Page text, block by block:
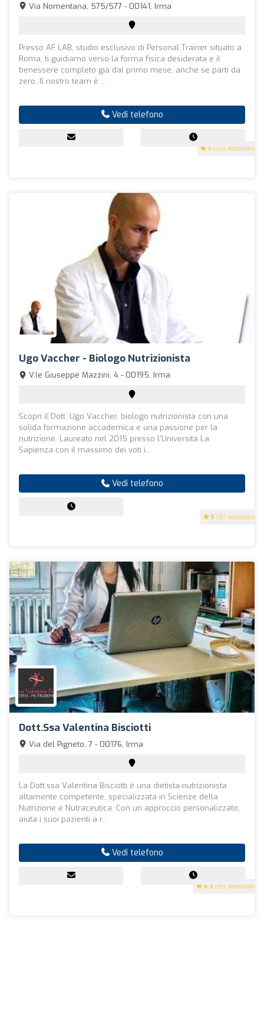
5 (102 recensioni)
Via Nomentana, 575/577 - 00141, Irma
Presso AF LAB, studio esclusivo di Personal Trainer situato a
Roma, ti guidiamo verso la forma fisica desiderata e il
benessere completo già dal primo mese, anche se parti da
zero. Il nostro team è ...
Vedi telefono
Ugo Vaccher - Biologo Nutrizionista
5 (97 recensioni)
V.le Giuseppe Mazzini, 4 - 00195, Irma
Scopri il Dott. Ugo Vaccher, biologo nutrizionista con una
solida formazione accademica e una passione per la
nutrizione. Laureato nel 2015 presso l’Università La
Sapienza con il massimo dei voti i...
Vedi telefono
Dott.ssa Valentina Bisciotti
4.9 (99 recensioni)
Via del Pigneto, 7 - 00176, Irma
La Dott.ssa Valentina Bisciotti è una dietista-nutrizionista
altamente competente, specializzata in Scienze della
Nutrizione e Nutraceutica. Con un approccio personalizzato,
aiuta i suoi pazienti a r...
Vedi telefono